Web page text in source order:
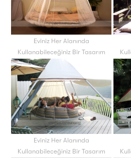
Eviniz Her Alanında
Kullanabileceğiniz Bir Tasarım
Eviniz Her Alanında
Kullanabileceğiniz Bir Tasarım